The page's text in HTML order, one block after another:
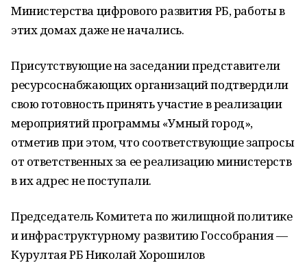
Министерства цифрового развития РБ, работы в
этих домах даже не начались.
Присутствующие на заседании представители
ресурсоснабжающих организаций подтвердили
свою готовность принять участие в реализации
мероприятий программы «Умный город»,
отметив при этом, что соответствующие запросы
от ответственных за ее реализацию министерств
в их адрес не поступали.
Председатель Комитета по жилищной политике
и инфраструктурному развитию Госсобрания —
Курултая РБ Николай Хорошилов